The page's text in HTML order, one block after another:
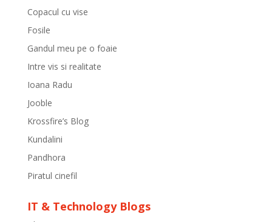
Copacul cu vise
Fosile
Gandul meu pe o foaie
Intre vis si realitate
Ioana Radu
Jooble
Krossfire’s Blog
Kundalini
Pandhora
Piratul cinefil
IT & Technology Blogs